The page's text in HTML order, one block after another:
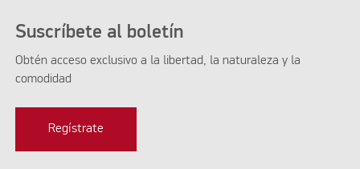
Suscríbete al boletín
Obtén acceso exclusivo a la libertad, la naturaleza y la
comodidad
Regístrate